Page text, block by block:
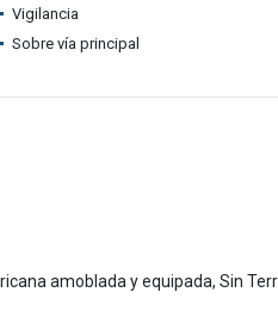
Vigilancia
Sobre vía principal
amoblada y equipada, Sin